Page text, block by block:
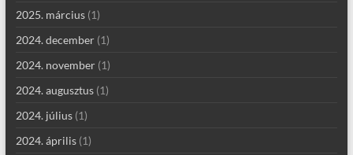
2025. március(1)
2024. december(1)
2024. november(1)
2024. augusztus(1)
2024. július(1)
2024. április(1)